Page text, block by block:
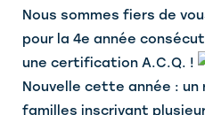
Nous sommes fiers de
pour la 4e année
une certification A.C.Q. !
Nouvelle cette année :
familles inscrivant